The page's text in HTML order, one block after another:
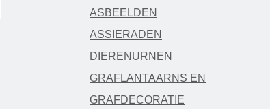
ASBEELDEN
ASSIERADEN
DIERENURNEN
GRAFLANTAARNS EN
GRAFDECORATIE